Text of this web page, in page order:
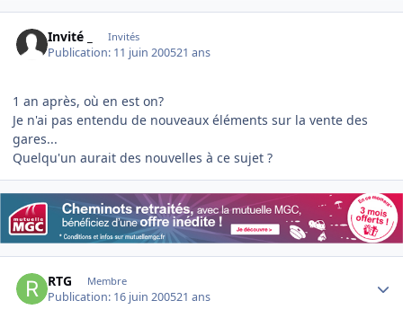
Invité _ Invités
Publication: 11 juin 200521 ans
1 an après, où en est on?
Je n'ai pas entendu de nouveaux éléments sur la vente des
gares...
Quelqu'un aurait des nouvelles à ce sujet ?
RTG Membre
Publication: 16 juin 200521 ans